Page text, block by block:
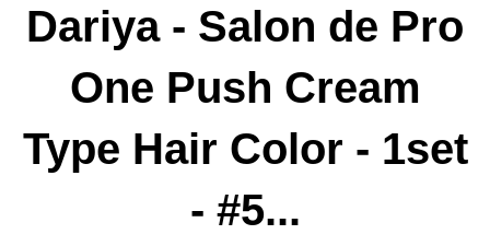
Boutique
Contact
Dariya - Salon de Pro
One Push Cream
Type Hair Color - 1set
- #5...